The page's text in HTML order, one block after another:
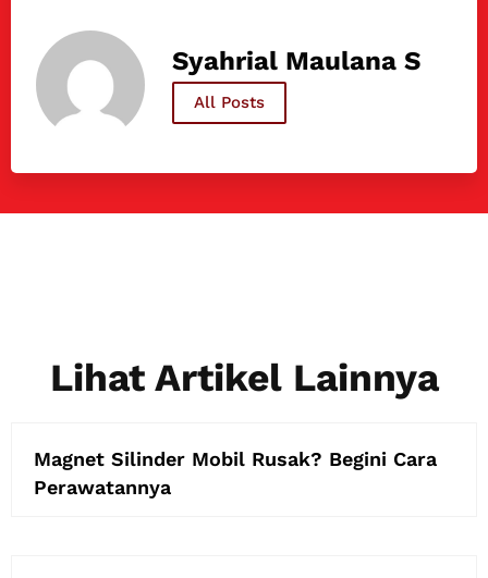
Syahrial Maulana S
All Posts
Lihat Artikel Lainnya
Magnet Silinder Mobil Rusak? Begini Cara
Perawatannya